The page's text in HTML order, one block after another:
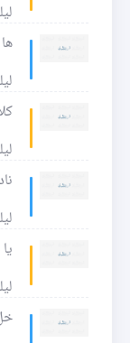
ليلة 23
ليلة 24
ليلة 25
ليلة 26
ليلة 28